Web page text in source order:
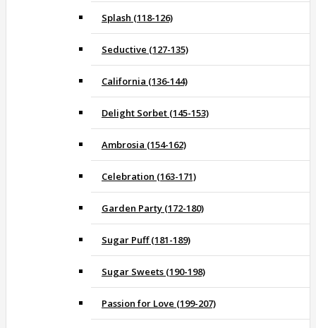
Splash (118-126)
Seductive (127-135)
California (136-144)
Delight Sorbet (145-153)
Ambrosia (154-162)
Celebration (163-171)
Garden Party (172-180)
Sugar Puff (181-189)
Sugar Sweets (190-198)
Passion for Love (199-207)